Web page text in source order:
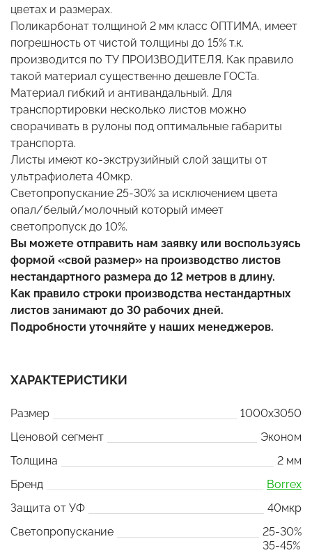
цветах и размерах.
Поликарбонат толщиной 2 мм класс ОПТИМА, имеет
погрешность от чистой толщины до 15% т.к.
производится по ТУ ПРОИЗВОДИТЕЛЯ. Как правило
такой материал существенно дешевле ГОСТа.
Материал гибкий и антивандальный. Для
транспортировки несколько листов можно
сворачивать в рулоны под оптимальные габариты
транспорта.
Листы имеют ко-экструзийный слой защиты от
ультрафиолета 40мкр.
Светопропускание 25-30% за исключением цвета
опал/белый/молочный который имеет
светопропуск до 10%.
Вы можете отправить нам заявку или воспользуясь
формой «свой размер» на производство листов
нестандартного размера до 12 метров в длину.
Как правило строки производства нестандартных
листов занимают до 30 рабочих дней.
Подробности уточняйте у наших менеджеров.
ХАРАКТЕРИСТИКИ
Размер
1000x3050
Ценовой сегмент
Эконом
Толщина
2 мм
Бренд
Borrex
Защита от УФ
40мкр
Светопропускание
25-30%
35-45%